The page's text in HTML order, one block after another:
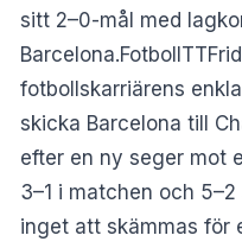
sitt 2–0-mål med
fotbollskarriärens
skicka Barcelona till
efter en ny seger mot
3–1 i matchen och
inget att skämmas för